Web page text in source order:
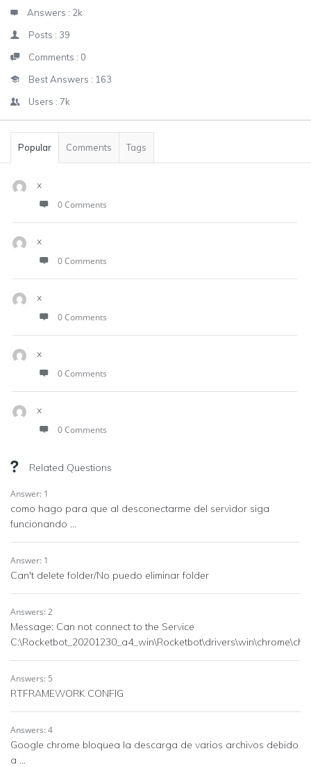
Answers : 2k
Posts : 39
Comments : 0
Best Answers : 163
Users : 7k
Popular Comments Tags
x
0 Comments
x
0 Comments
x
0 Comments
x
0 Comments
x
0 Comments
Related Questions
Answer: 1
como hago para que al desconectarme del servidor siga
funcionando ...
Answer: 1
Can't delete folder/No puedo eliminar folder
Answers: 2
Message: Can not connect to the Service
Answers: 5
RTFRAMEWORK CONFIG
Answers: 4
Google chrome bloquea la descarga de varios archivos debido
a ...